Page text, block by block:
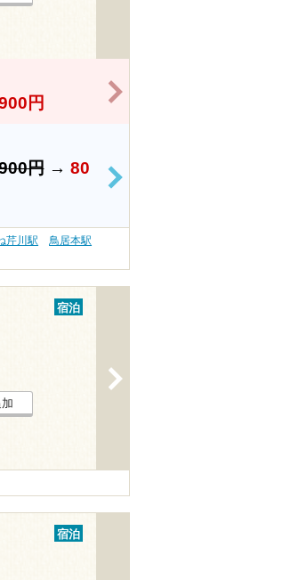
円
円→ 80
>
芹川駅
鳥居本駅
宿泊
宿泊